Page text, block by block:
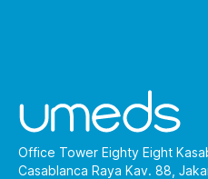
Office Tower Eighty Eight
Casablanca Raya Kav. 88,